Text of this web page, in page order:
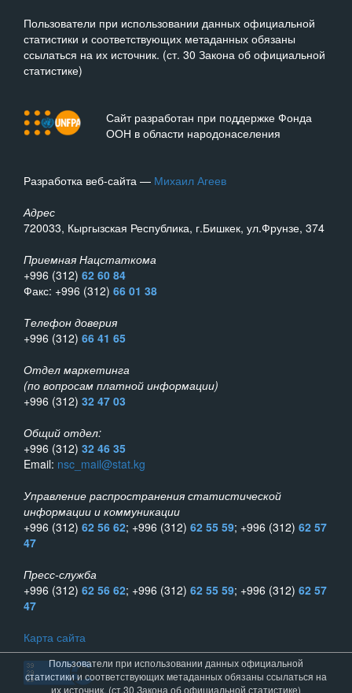
Пользователи при использовании данных официальной
статистики и соответствующих метаданных обязаны
ссылаться на их источник. (ст. 30 Закона об официальной
статистике)
Сайт разработан при поддержке Фонда
ООН в области народонаселения
Разработка веб-сайта — Михаил Агеев
Адрес
720033, Кыргызская Республика, г.Бишкек, ул.Фрунзе, 374
Приемная Нацстаткома
+996 (312) 62 60 84
Факс: +996 (312) 66 01 38
Телефон доверия
+996 (312) 66 41 65
Отдел маркетинга
(по вопросам платной информации)
+996 (312) 32 47 03
Общий отдел:
+996 (312) 32 46 35
Email: nsc_mail@stat.kg
Управление распространения статистической
информации и коммуникации
+996 (312) 62 56 62; +996 (312) 62 55 59; +996 (312) 62 57
47
Пресс-служба
+996 (312) 62 56 62; +996 (312) 62 55 59; +996 (312) 62 57
47
Карта сайта
Пользователи при использовании данных официальной
статистики и соответствующих метаданных обязаны ссылаться на
их источник. (ст.30 Закона об официальной статистике)